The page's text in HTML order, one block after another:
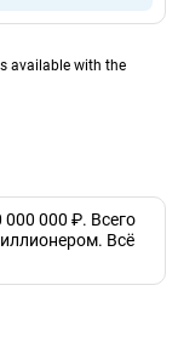
available with the
000 000 ₽. Всего
Всё